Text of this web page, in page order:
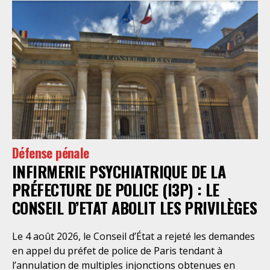
Défense pénale
INFIRMERIE PSYCHIATRIQUE DE LA
PRÉFECTURE DE POLICE (I3P) : LE
CONSEIL D’ETAT ABOLIT LES PRIVILÈGES
Le 4 août 2026, le Conseil d’État a rejeté les demandes
en appel du préfet de police de Paris tendant à
l’annulation de multiples injonctions obtenues en